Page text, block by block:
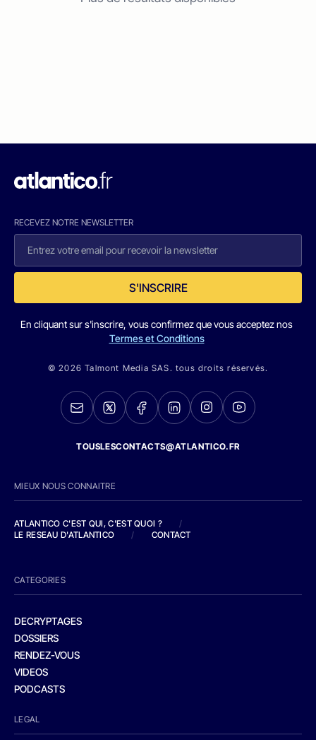
RECEVEZ NOTRE NEWSLETTER
S'INSCRIRE
En cliquant sur s'inscrire, vous confirmez que vous acceptez nos
Termes et Conditions
© 2026 Talmont Media SAS. tous droits réservés.
TOUSLESCONTACTS@ATLANTICO.FR
MIEUX NOUS CONNAITRE
ATLANTICO C'EST QUI, C'EST QUOI ?
/
LE RESEAU D'ATLANTICO
/ CONTACT
CATEGORIES
DECRYPTAGES
DOSSIERS
RENDEZ-VOUS
VIDEOS
PODCASTS
LEGAL